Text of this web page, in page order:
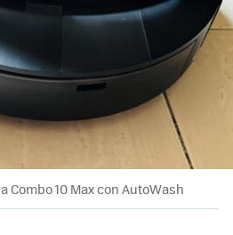
Combo 10 Max con AutoWash